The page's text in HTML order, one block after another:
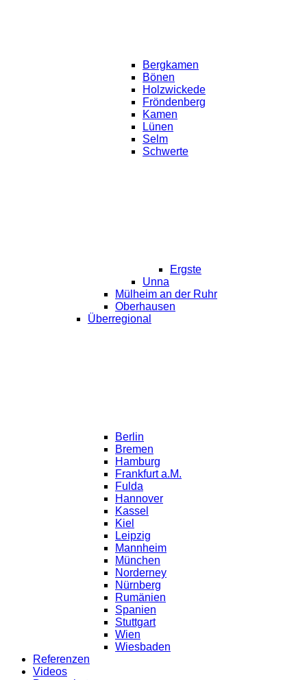
Bergkamen
Bönen
Holzwickede
Fröndenberg
Kamen
Lünen
Selm
Schwerte
Ergste
Unna
Mülheim an der Ruhr
Oberhausen
Überregional
Berlin
Bremen
Hamburg
Frankfurt a.M.
Fulda
Hannover
Kassel
Kiel
Leipzig
Mannheim
München
Norderney
Nürnberg
Rumänien
Spanien
Stuttgart
Wien
Wiesbaden
Referenzen
Videos